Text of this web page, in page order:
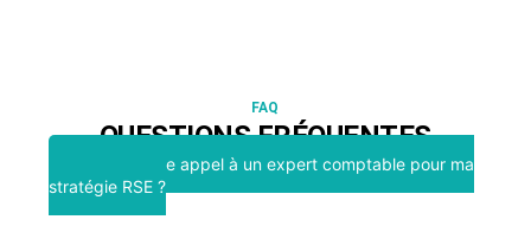
FAQ
QUESTIONS FRÉQUENTES
Pourquoi faire appel à un expert comptable pour ma
stratégie RSE ?